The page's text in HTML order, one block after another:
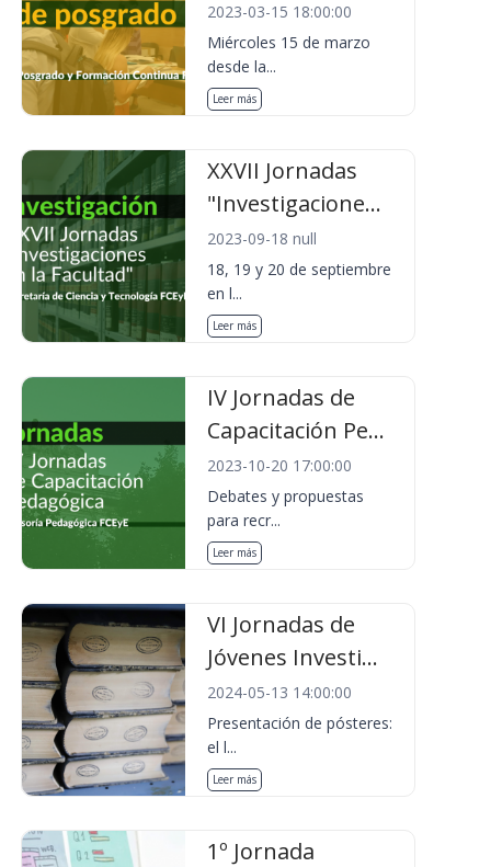
2023-03-15 18:00:00
Miércoles 15 de marzo
desde la...
Leer más
XXVII Jornadas
"Investigacione...
2023-09-18 null
18, 19 y 20 de septiembre
en l...
Leer más
IV Jornadas de
Capacitación Pe...
2023-10-20 17:00:00
Debates y propuestas
para recr...
Leer más
VI Jornadas de
Jóvenes Investi...
2024-05-13 14:00:00
Presentación de pósteres:
el l...
Leer más
1º Jornada